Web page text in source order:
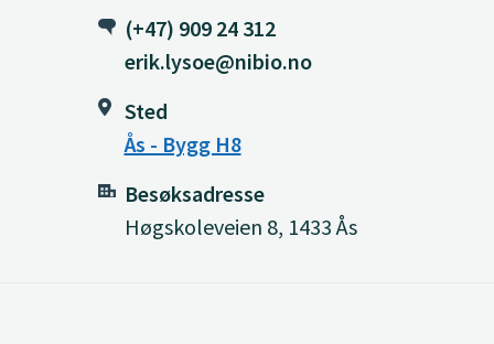
(+47) 909 24 312
erik.lysoe@nibio.no
Sted
Ås - Bygg H8
Besøksadresse
Høgskoleveien 8, 1433 Ås